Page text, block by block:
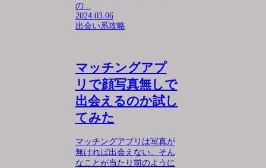
の...
2024.03.06
出会い系攻略
マッチングアプ
リで顔写真無しで
出会えるのか試し
てみた
マッチングアプリは写真が
無ければ出会えない。そん
なことが当たり前のように